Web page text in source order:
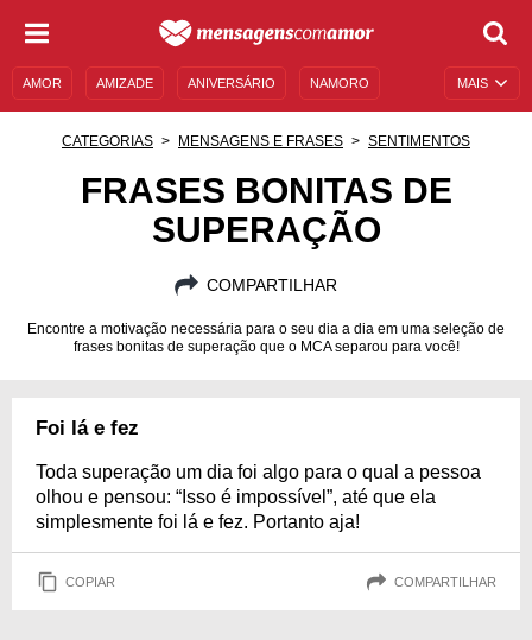
MAIS
AMOR AMIZADE ANIVERSÁRIO NAMORO
MENSAGENS E FRASES MENSAGENS DE ANIVERSÁRIO
CATEGORIAS MENSAGENS E FRASES SENTIMENTOS
FRASES BONITAS DE
SUPERAÇÃO
COMPARTILHAR
Encontre a motivação necessária para o seu dia a dia em uma seleção de
frases bonitas de superação que o MCA separou para você!
Foi lá e fez
Toda superação um dia foi algo para o qual a pessoa
olhou e pensou: “Isso é impossível”, até que ela
simplesmente foi lá e fez. Portanto aja!
COPIAR COMPARTILHAR